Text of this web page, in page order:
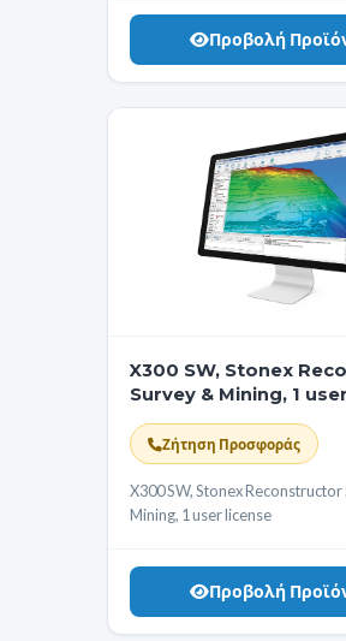
Προβολή
X300 SW, Stonex
Survey & Mining, 1
Ζήτηση Προσφοράς
X300 SW, Stonex
Mining, 1 user license
Προβολή